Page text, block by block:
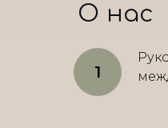
О нас